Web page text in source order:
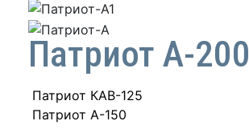
Патриот А-200
Патриот КАВ-125
Патриот А-150